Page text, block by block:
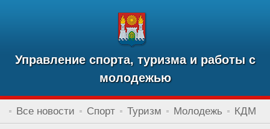
Управление спорта, туризма и работы с
молодежью
Все новости Спорт Туризм Молодежь КДМ